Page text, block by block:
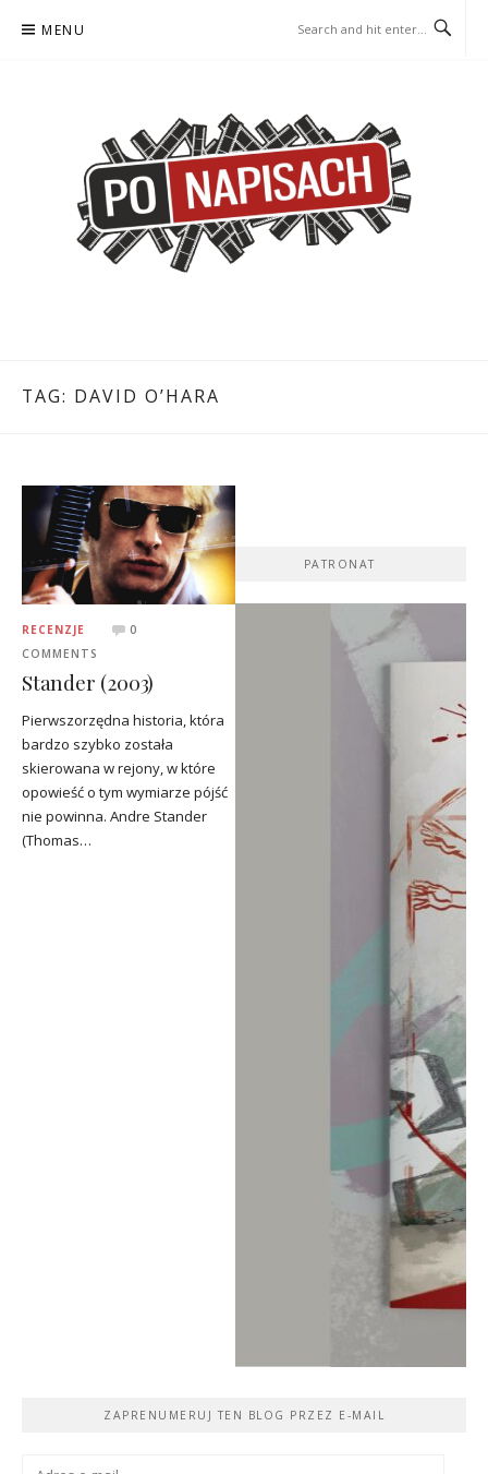
MENU
TAG: DAVID O’HARA
RECENZJE
0
COMMENTS
Stander (2003)
Pierwszorzędna historia, która
bardzo szybko została
skierowana w rejony, w które
opowieść o tym wymiarze pójść
nie powinna. Andre Stander
(Thomas…
PATRONAT
ZAPRENUMERUJ TEN BLOG PRZEZ E-MAIL
Adres